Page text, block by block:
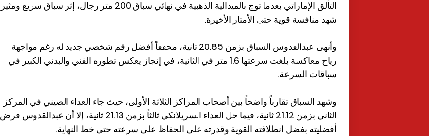
التألق الإماراتي بعدما توج بالميدالية الذهبية في نهائي سباق 200 متر رجال، إثر سباق سريع ومثير
شهد منافسة قوية حتى الأمتار الأخيرة.
وأنهى عبدالقدوس السباق بزمن 20.85 ثانية، محققاً أفضل رقم شخصي جديد له رغم مواجهة
رياح معاكسة بلغت سرعتها 1.6 متر في الثانية، في إنجاز يعكس تطوره الفني والبدني الكبير في
سباقات السرعة.
وشهد السباق تقارباً واضحاً بين أصحاب المراكز الثلاثة الأولى، حيث جاء العداء الصيني في المركز
الثاني بزمن 21.12 ثانية، فيما حل العداء السريلانكي ثالثاً بزمن 21.13 ثانية، إلا أن عبدالقدوس فرض
أفضليته بفضل انطلاقته القوية وقدرته على الحفاظ على سرعته حتى خط النهاية.